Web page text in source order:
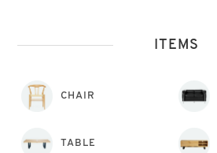
ITEMS
CHAIR
TABLE